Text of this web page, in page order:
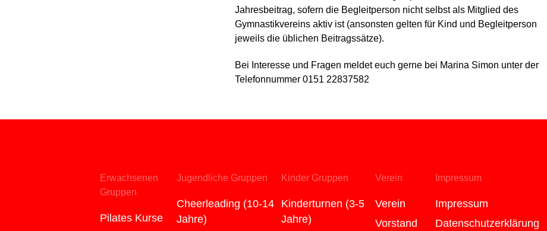
Jahresbeitrag, sofern die Begleitperson nicht selbst als Mitglied des
Gymnastikvereins aktiv ist (ansonsten gelten für Kind und Begleitperson
jeweils die üblichen Beitragssätze).
Bei Interesse und Fragen meldet euch gerne bei Marina Simon unter der
Telefonnummer 0151 22837582
Erwachsenen
Gruppen
Pilates Kurse
Jugendliche Gruppen
Cheerleading (10-14
Jahre)
Kinder Gruppen
Kinderturnen (3-5
Jahre)
Verein
Verein
Vorstand
Impressum
Impressum
Datenschutzerklärung